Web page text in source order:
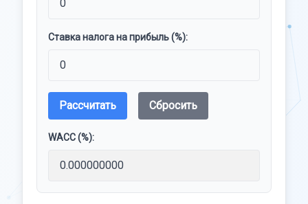
Ставка налога на прибыль (%):
Рассчитать Сбросить
WACC (%):